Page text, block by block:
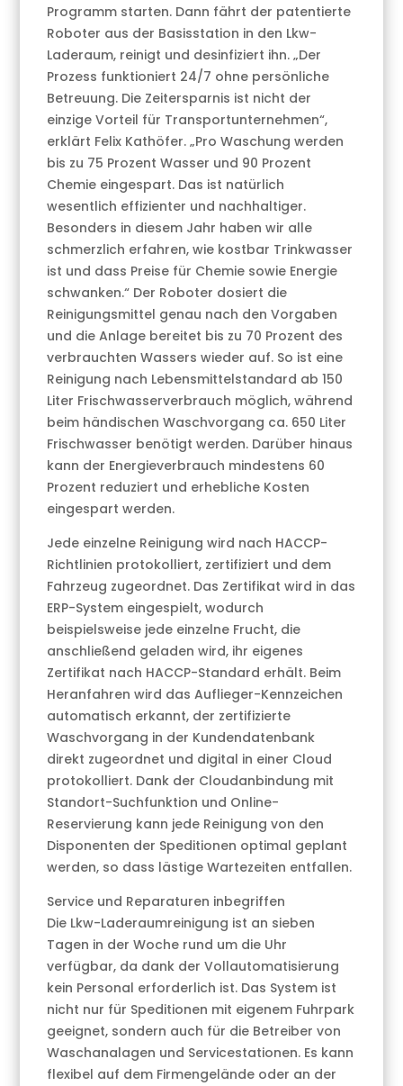
Programm starten. Dann fährt der patentierte
Roboter aus der Basisstation in den Lkw-
Laderaum, reinigt und desinfiziert ihn. „Der
Prozess funktioniert 24/7 ohne persönliche
Betreuung. Die Zeitersparnis ist nicht der
einzige Vorteil für Transportunternehmen“,
erklärt Felix Kathöfer. „Pro Waschung werden
bis zu 75 Prozent Wasser und 90 Prozent
Chemie eingespart. Das ist natürlich
wesentlich effizienter und nachhaltiger.
Besonders in diesem Jahr haben wir alle
schmerzlich erfahren, wie kostbar Trinkwasser
ist und dass Preise für Chemie sowie Energie
schwanken.“ Der Roboter dosiert die
Reinigungsmittel genau nach den Vorgaben
und die Anlage bereitet bis zu 70 Prozent des
verbrauchten Wassers wieder auf. So ist eine
Reinigung nach Lebensmittelstandard ab 150
Liter Frischwasserverbrauch möglich, während
beim händischen Waschvorgang ca. 650 Liter
Frischwasser benötigt werden. Darüber hinaus
kann der Energieverbrauch mindestens 60
Prozent reduziert und erhebliche Kosten
eingespart werden.
Jede einzelne Reinigung wird nach HACCP-
Richtlinien protokolliert, zertifiziert und dem
Fahrzeug zugeordnet. Das Zertifikat wird in das
ERP-System eingespielt, wodurch
beispielsweise jede einzelne Frucht, die
anschließend geladen wird, ihr eigenes
Zertifikat nach HACCP-Standard erhält. Beim
Heranfahren wird das Auflieger-Kennzeichen
automatisch erkannt, der zertifizierte
Waschvorgang in der Kundendatenbank
direkt zugeordnet und digital in einer Cloud
protokolliert. Dank der Cloudanbindung mit
Standort-Suchfunktion und Online-
Reservierung kann jede Reinigung von den
Disponenten der Speditionen optimal geplant
werden, so dass lästige Wartezeiten entfallen.
Service und Reparaturen inbegriffen
Die Lkw-Laderaumreinigung ist an sieben
Tagen in der Woche rund um die Uhr
verfügbar, da dank der Vollautomatisierung
kein Personal erforderlich ist. Das System ist
nicht nur für Speditionen mit eigenem Fuhrpark
geeignet, sondern auch für die Betreiber von
Waschanalagen und Servicestationen. Es kann
flexibel auf dem Firmengelände oder an der